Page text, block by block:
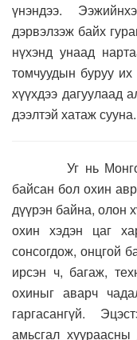
үнэндээ.
дэрвэлзэж байх
нүхэнд унаад
томчуудын буруу
хүүхдээ дагуулаад
дээлтэй хатаж сууна.
Уг нь
байсан бол охин
дүүрэн байна, олон
охин хэдэн цаг
сонсогдож, онцгой
ирсэн ч, багаж,
охиныг аварч
гаргасангүй.
амьсгал